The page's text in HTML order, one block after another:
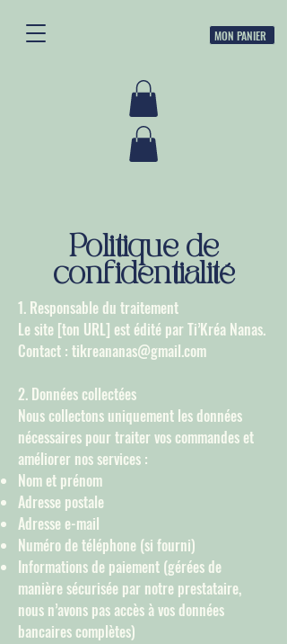
MON PANIER
Politique de
confidentialité
1. Responsable du traitement
Le site [ton URL] est édité par Ti’Kréa Nanas.
Contact : tikreananas@gmail.com
2. Données collectées
Nous collectons uniquement les données
nécessaires pour traiter vos commandes et
améliorer nos services :
Nom et prénom
Adresse postale
Adresse e-mail
Numéro de téléphone (si fourni)
Informations de paiement (gérées de
manière sécurisée par notre prestataire,
nous n’avons pas accès à vos données
bancaires complètes)